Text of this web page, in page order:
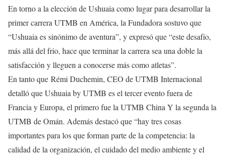
En torno a la elección de Ushuaia como lugar para desarrollar la
primer carrera UTMB en América, la Fundadora sostuvo que
“Ushuaia es sinónimo de aventura”, y expresó que “este desafío,
más allá del frio, hace que terminar la carrera sea una doble la
satisfacción y lleguen a conocerse más como atletas”.
En tanto que Rémi Duchemin, CEO de UTMB Internacional
detalló que Ushuaia by UTMB es el tercer evento fuera de
Francia y Europa, el primero fue la UTMB China Y la segunda la
UTMB de Omán. Además destacó que “hay tres cosas
importantes para los que forman parte de la competencia: la
calidad de la organización, el cuidado del medio ambiente y el